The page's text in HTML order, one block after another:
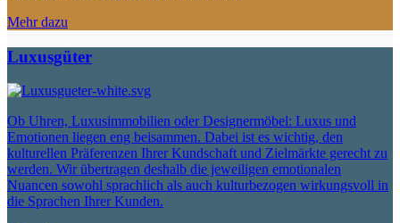
Mehr dazu
Luxusgüter
Ob Uhren, Luxusimmobilien oder Designermöbel: Luxus und
Emotionen liegen eng beisammen. Dabei ist es wichtig, den
kulturellen Präferenzen Ihrer Kundschaft und Zielmärkte gerecht zu
werden. Wir übertragen deshalb die jeweiligen emotionalen
Nuancen sowohl sprachlich als auch kulturbezogen wirkungsvoll in
die Sprachen Ihrer Kunden.